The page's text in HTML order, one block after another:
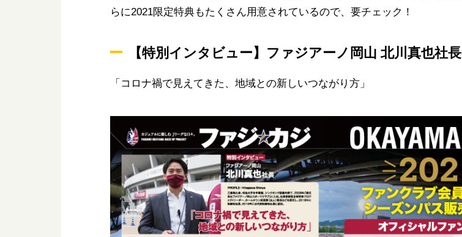
らに2021限定特典もたくさん用意されているので、要チェック！
【特別インタビュー】ファジアーノ岡山 北川真也社長
「コロナ禍で見えてきた、地域との新しいつながり方」